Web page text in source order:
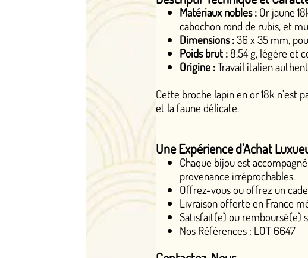
Matériaux nobles :Or jaune 18k travaillé en fils
cabochon rond de rubis, et museau ponctué d'un
36 x 35 mm, pour un équilibre
8,54 g, légère et confortable à porter
Travail italien authentique des années
Cette broche lapin en or 18k n'est pas seulement un
et la faune délicate.
Une Expérience d'Achat Luxueuse
Chaque bijou est accompagné d'un certificat
provenance irréprochables.
Offrez-vous ou offrez un cadeau précieux,
Livraison offerte en France métropolitaine, avec
Satisfait(e) ou remboursé(e) sous 14 jours, car
Nos Références : LOT 6647